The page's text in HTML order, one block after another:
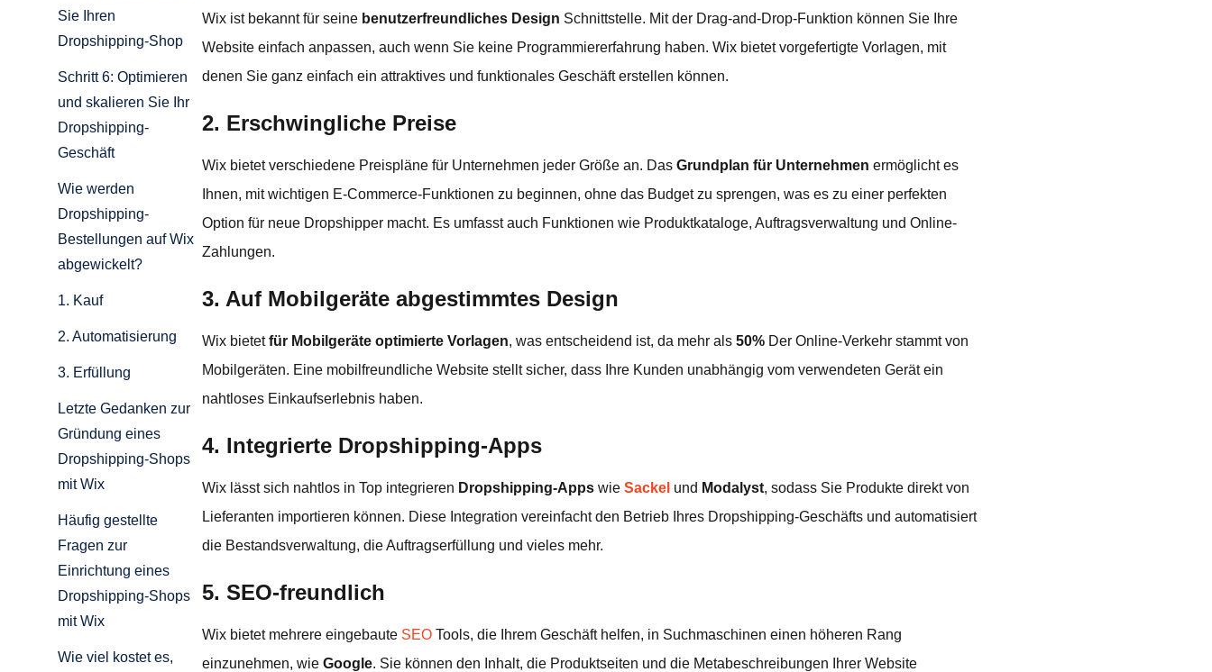
Sie Ihren
Dropshipping-Shop
Schritt 6: Optimieren
und skalieren Sie Ihr
Dropshipping-
Geschäft
Wie werden
Dropshipping-
Bestellungen auf Wix
abgewickelt?
1. Kauf
2. Automatisierung
3. Erfüllung
Letzte Gedanken zur
Gründung eines
Dropshipping-Shops
mit Wix
Häufig gestellte
Fragen zur
Einrichtung eines
Dropshipping-Shops
mit Wix
Wie viel kostet es,
Wix ist bekannt für seine benutzerfreundliches Design Schnittstelle. Mit der Drag-and-Drop-Funktion können Sie Ihre
Website einfach anpassen, auch wenn Sie keine Programmiererfahrung haben. Wix bietet vorgefertigte Vorlagen, mit
denen Sie ganz einfach ein attraktives und funktionales Geschäft erstellen können.
2. Erschwingliche Preise
Wix bietet verschiedene Preispläne für Unternehmen jeder Größe an. Das Grundplan für Unternehmen ermöglicht es
Ihnen, mit wichtigen E-Commerce-Funktionen zu beginnen, ohne das Budget zu sprengen, was es zu einer perfekten
Option für neue Dropshipper macht. Es umfasst auch Funktionen wie Produktkataloge, Auftragsverwaltung und Online-
Zahlungen.
3. Auf Mobilgeräte abgestimmtes Design
Wix bietetfür Mobilgeräte optimierte Vorlagen, was entscheidend ist, da mehr als 50% Der Online-Verkehr stammt von
Mobilgeräten. Eine mobilfreundliche Website stellt sicher, dass Ihre Kunden unabhängig vom verwendeten Gerät ein
nahtloses Einkaufserlebnis haben.
4. Integrierte Dropshipping-Apps
Wix lässt sich nahtlos in Top integrieren Dropshipping-Apps wie Sackel und Modalyst, sodass Sie Produkte direkt von
Lieferanten importieren können. Diese Integration vereinfacht den Betrieb Ihres Dropshipping-Geschäfts und automatisiert
die Bestandsverwaltung, die Auftragserfüllung und vieles mehr.
5. SEO-freundlich
Wix bietet mehrere eingebaute SEO Tools, die Ihrem Geschäft helfen, in Suchmaschinen einen höheren Rang
einzunehmen, wie Google. Sie können den Inhalt, die Produktseiten und die Metabeschreibungen Ihrer Website